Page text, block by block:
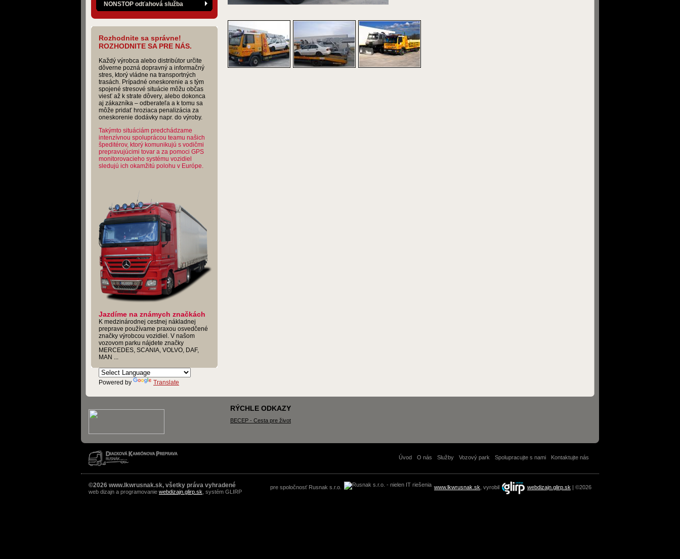
NONSTOP odťahová služba
Rozhodnite sa správne!
ROZHODNITE SA PRE NÁS.
Každý výrobca alebo distribútor určite
dôverne pozná dopravný a informačný
stres, ktorý vládne na transportných
trasách. Prípadné oneskorenie a s tým
spojené stresové situácie môžu občas
viesť až k strate dôvery, alebo dokonca
aj zákazníka – odberateľa a k tomu sa
môže pridať hroziaca penalizácia za
oneskorenie dodávky napr. do výroby.
Takýmto situáciám predchádzame
intenzívnou spoluprácou teamu našich
špeditérov, ktorý komunikujú s vodičmi
prepravujúcimi tovar a za pomoci GPS
monitorovacieho systému vozidiel
sledujú ich okamžitú polohu v Európe.
Jazdíme na známych značkách
K medzinárodnej cestnej nákladnej
preprave používame praxou osvedčené
značky výrobcou vozidiel. V našom
vozovom parku nájdete značky
MERCEDES, SCANIA, VOLVO, DAF,
MAN ...
Powered by Translate
RÝCHLE ODKAZY
BECEP - Cesta pre život
Úvod O nás Služby Vozový park Spolupracujte s nami Kontaktujte nás
©2026 www.lkwrusnak.sk, všetky práva vyhradené
web dizajn a programovanie webdizajn.glirp.sk , systém GLIRP
pre spoločnosť Rusnak s.r.o. www.lkwrusnak.sk , vyrobil webdizajn.glirp.sk | ©2026